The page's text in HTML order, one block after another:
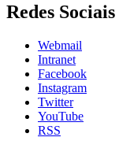
Redes Sociais
Webmail
Intranet
Facebook
Instagram
Twitter
YouTube
RSS